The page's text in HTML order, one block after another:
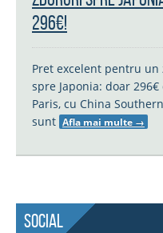
296€!
Pret excelent pentru
spre Japonia: doar
Paris, cu China
sunt Afla mai multe →
Social